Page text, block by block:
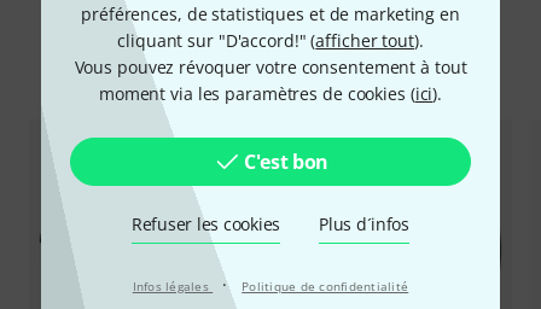
préférences, de statistiques et de marketing en
cliquant sur "D'accord!" (afficher tout).
Vous pouvez révoquer votre consentement à tout
moment via les paramètres de cookies (ici).
C'est bon
Refuser les cookies Plus d´infos
Infos légales · Politique de confidentialité
Accessoires & articles appropriés